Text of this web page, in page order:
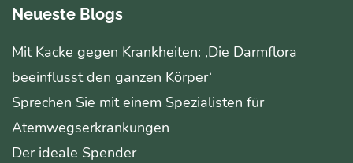
Neueste Blogs
Mit Kacke gegen Krankheiten: ‚Die Darmflora
beeinflusst den ganzen Körper‘
Sprechen Sie mit einem Spezialisten für
Atemwegserkrankungen
Der ideale Spender